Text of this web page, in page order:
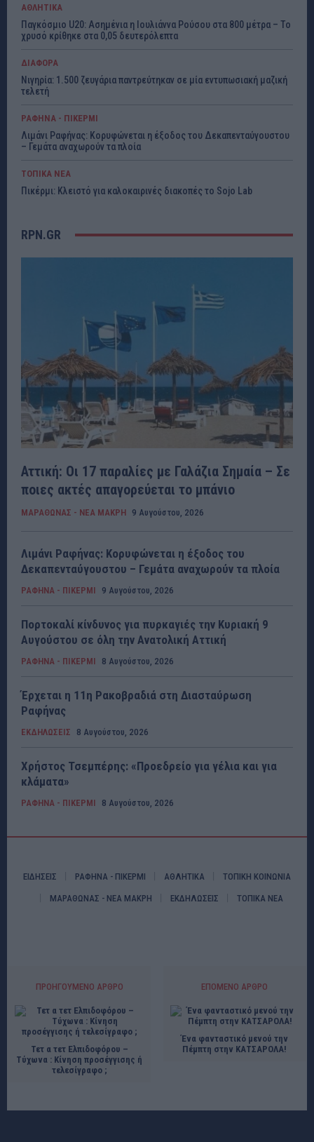
ΑΘΛΗΤΙΚΑ
Παγκόσμιο U20: Ασημένια η Ιουλιάννα Ρούσου στα 800 μέτρα – Το
χρυσό κρίθηκε στα 0,05 δευτερόλεπτα
ΔΙΑΦΟΡΑ
Νιγηρία: 1.500 ζευγάρια παντρεύτηκαν σε μία εντυπωσιακή μαζική
τελετή
ΡΑΦΗΝΑ - ΠΙΚΕΡΜΙ
Λιμάνι Ραφήνας: Κορυφώνεται η έξοδος του Δεκαπενταύγουστου
– Γεμάτα αναχωρούν τα πλοία
ΤΟΠΙΚΑ ΝΕΑ
Πικέρμι: Κλειστό για καλοκαιρινές διακοπές το Sojo Lab
RPN.GR
Αττική: Οι 17 παραλίες με Γαλάζια Σημαία – Σε
ποιες ακτές απαγορεύεται το μπάνιο
ΜΑΡΑΘΩΝΑΣ - ΝΕΑ ΜΑΚΡΗ 9 Αυγούστου, 2026
Λιμάνι Ραφήνας: Κορυφώνεται η έξοδος του
Δεκαπενταύγουστου – Γεμάτα αναχωρούν τα πλοία
ΡΑΦΗΝΑ - ΠΙΚΕΡΜΙ 9 Αυγούστου, 2026
Πορτοκαλί κίνδυνος για πυρκαγιές την Κυριακή 9
Αυγούστου σε όλη την Ανατολική Αττική
ΡΑΦΗΝΑ - ΠΙΚΕΡΜΙ 8 Αυγούστου, 2026
Έρχεται η 11η Ρακοβραδιά στη Διασταύρωση
Ραφήνας
ΕΚΔΗΛΩΣΕΙΣ 8 Αυγούστου, 2026
Χρήστος Τσεμπέρης: «Προεδρείο για γέλια και για
κλάματα»
ΡΑΦΗΝΑ - ΠΙΚΕΡΜΙ 8 Αυγούστου, 2026
ΕΙΔΗΣΕΙΣ ΡΑΦΗΝΑ - ΠΙΚΕΡΜΙ ΑΘΛΗΤΙΚΑ ΤΟΠΙΚΗ ΚΟΙΝΩΝΙΑ
ΜΑΡΑΘΩΝΑΣ - ΝΕΑ ΜΑΚΡΗ ΕΚΔΗΛΩΣΕΙΣ ΤΟΠΙΚΑ ΝΕΑ
ΠΡΟΗΓΟΎΜΕΝΟ ΆΡΘΡΟ
Τετ α τετ Ελπιδοφόρου –
Τύχωνα : Κίνηση προσέγγισης ή
τελεσίγραφο ;
ΕΠΌΜΕΝΟ ΆΡΘΡΟ
Ένα φανταστικό μενού την
Πέμπτη στην ΚΑΤΣΑΡΟΛΑ!